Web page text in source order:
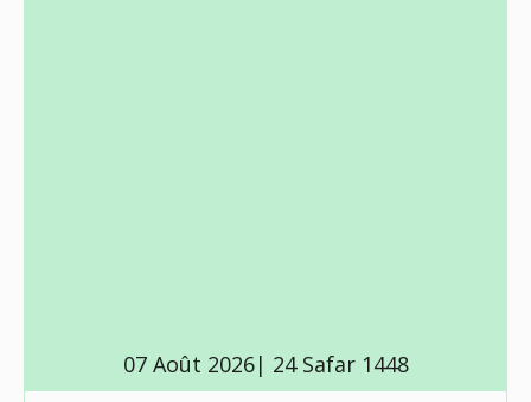
07 Août 2026| 24 Safar 1448